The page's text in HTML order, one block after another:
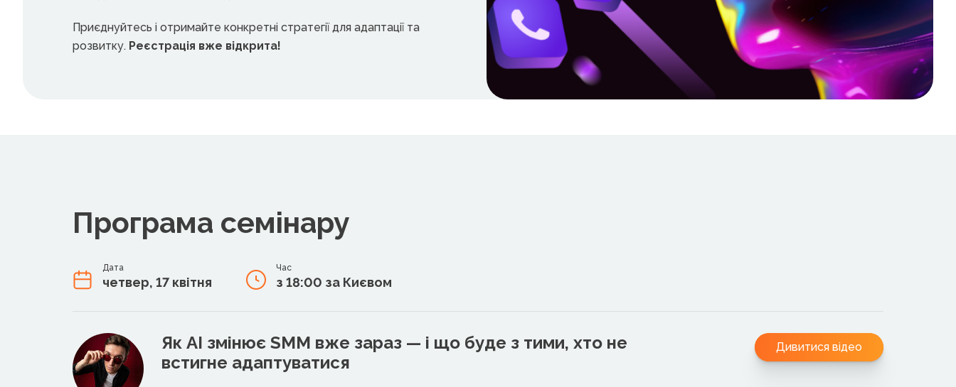
Приєднуйтесь і отримайте конкретні стратегії для адаптації та
розвитку. Реєстрація вже відкрита!
Програма семінару
Дата
четвер, 17 квітня
Час
з 18:00 за Києвом
Як AI змінює SMM вже зараз — і що буде з тими, хто не
встигне адаптуватися
Дивитися відео